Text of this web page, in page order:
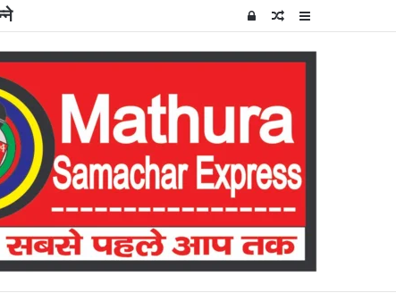
Sidebar
Random
Log